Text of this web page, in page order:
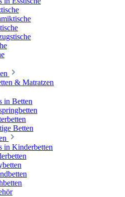
& Matratzen
in Betten
Betten
in Kinderbetten